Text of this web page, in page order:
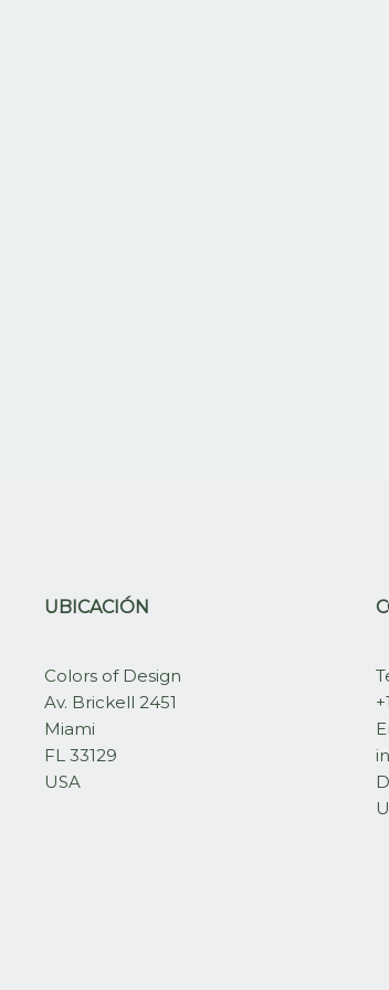
UBICACIÓN
Colors of Design
Av. Brickell 2451
Miami
FL 33129
USA